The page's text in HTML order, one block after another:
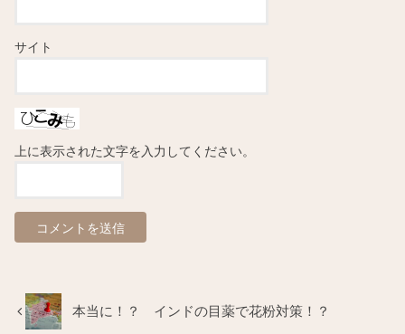
サイト
上に表示された文字を入力してください。
本当に！？ インドの目薬で花粉対策！？